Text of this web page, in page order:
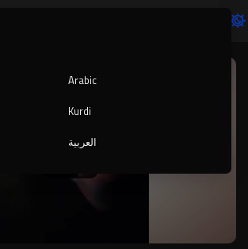
Arabic
Kurdi
العربية